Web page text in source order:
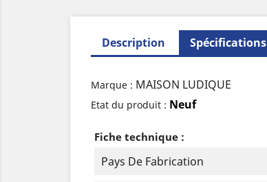
Description Spécifications
Marque : MAISON LUDIQUE
Etat du produit : Neuf
Fiche technique :
Pays De Fabrication